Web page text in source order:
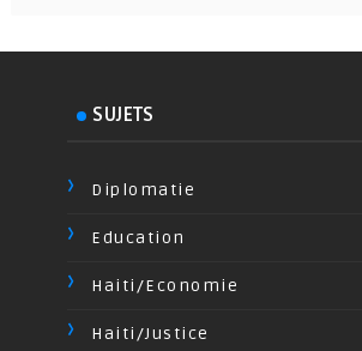
SUJETS
Diplomatie
Education
Haiti/Economie
Haiti/Justice